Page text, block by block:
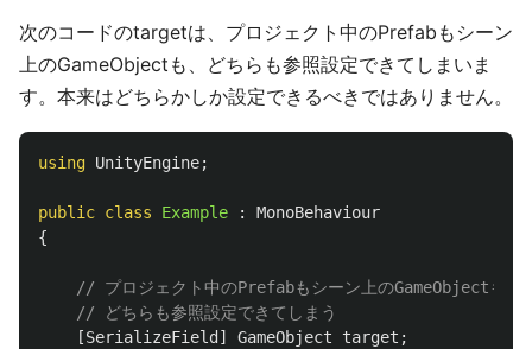
次のコードのtargetは、プロジェクト中のPrefabもシーン
上のGameObjectも、どちらも参照設定できてしまいま
す。本来はどちらかしか設定できるべきではありません。
using UnityEngine;
public class Example :
MonoBehaviour
{
// プロジェクト中のPrefabもシーン上のGameObjectも
// どちらも参照設定できてしまう
[SerializeField ] GameObject target ;